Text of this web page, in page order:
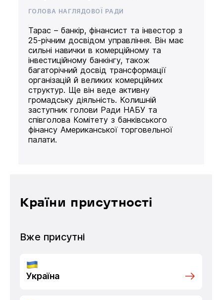
ГОЛОВА НАГЛЯДОВОЇ РАДИ
Тарас – банкір, фінансист та інвестор з
25-річним досвідом управління. Він має
сильні навички в комерційному та
інвестиційному банкінгу, також
багаторічний досвід трансформації
організацій й великих комерційних
структур. Ще він веде активну
громадську діяльність. Колишній
заступник голови Ради НАБУ та
співголова Комітету з банківського
фінансу Американської торговельної
палати.
Країни присутності
Вже присутні
Україна